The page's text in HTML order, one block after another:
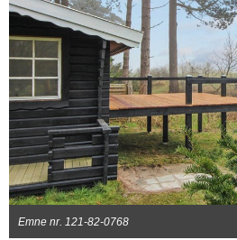
Emne nr. 121-82-0768